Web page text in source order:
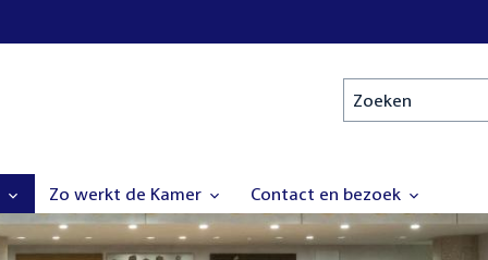
Zoeken
Zo werkt de Kamer Contact en bezoek